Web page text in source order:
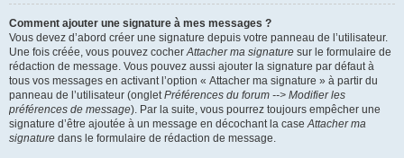
Comment ajouter une signature à mes messages ?
Vous devez d’abord créer une signature depuis votre panneau de l’utilisateur.
Une fois créée, vous pouvez cocherAttacher ma signature sur le formulaire de
rédaction de message. Vous pouvez aussi ajouter la signature par défaut à
tous vos messages en activant l’option « Attacher ma signature » à partir du
panneau de l’utilisateur (ongletPréférences du forum --> Modifier les
préférences de message). Par la suite, vous pourrez toujours empêcher une
signature d’être ajoutée à un message en décochant la caseAttacher ma
signature dans le formulaire de rédaction de message.